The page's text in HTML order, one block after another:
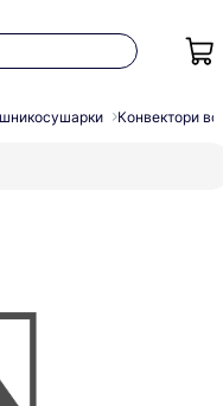
Конвектори